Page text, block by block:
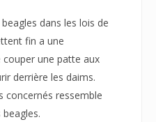
dans les lois de
fin a une
une patte aux
derrière les daims.
concernés ressemble